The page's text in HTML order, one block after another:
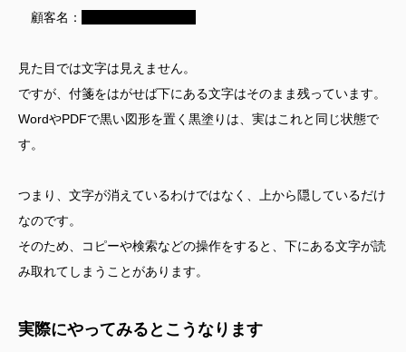
顧客名：
見た目では文字は見えません。
ですが、付箋をはがせば下にある文字はそのまま残っています。
WordやPDFで黒い図形を置く黒塗りは、実はこれと同じ状態で
す。
つまり、文字が消えているわけではなく、上から隠しているだけ
なのです。
そのため、コピーや検索などの操作をすると、下にある文字が読
み取れてしまうことがあります。
実際にやってみるとこうなります